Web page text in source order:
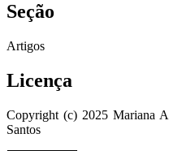
Seção
Artigos
Licença
Copyright (c) 2025 Mariana
Santos